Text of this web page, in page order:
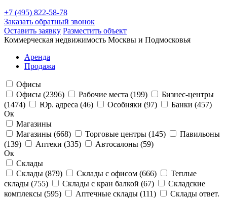
+7 (495) 822-58-78
Заказать обратный звонок
Оставить заявку Разместить объект
Коммерческая недвижимость Москвы и Подмосковья
Аренда
Продажа
Офисы
Офисы (2396) Рабочие места (199)
Бизнес-центры
(1474)
Юр. адреса (46) Особняки (97) Банки (457)
Ок
Магазины
Магазины (668) Торговые центры (145)
Павильоны
(139)
Аптеки (335) Автосалоны (59)
Ок
Склады
Склады (879) Склады с офисом (666)
Теплые
склады (755) Склады с кран балкой (67)
Складские
комплексы (595) Аптечные склады (111)
Склады ответ.